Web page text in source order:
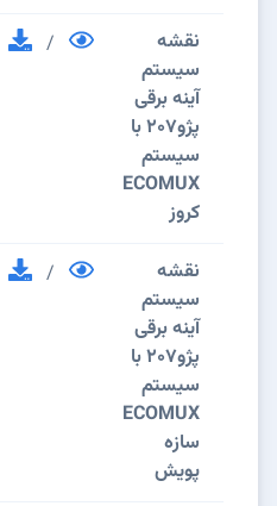
نقشه
سیستم
آینه برقی
پژو207 با
سیستم
ECOMUX
کروز
/
نقشه
سیستم
آینه برقی
پژو207 با
سیستم
ECOMUX
سازه
پویش
/